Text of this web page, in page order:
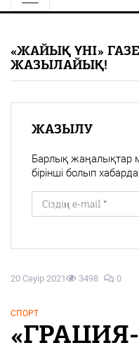
PDF
«Жайық үні» — 33
Каталог
20 Сәуір 2021 3498 0
СПОРТ
«ЖАЙЫҚ ҮНІ»
ЖАЗЫЛАЙЫҚ!
ЖАЗЫЛУ
Барлық жаңалықтар
бірінші болып